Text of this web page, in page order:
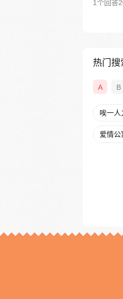
1个回答
热门搜
A B
唉一人
爱情公